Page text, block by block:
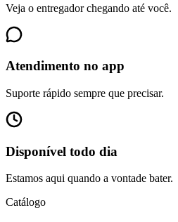
Veja o entregador chegando até você.
Atendimento no app
Suporte rápido sempre que precisar.
Disponível todo dia
Estamos aqui quando a vontade bater.
Catálogo